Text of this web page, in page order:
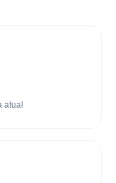
atual